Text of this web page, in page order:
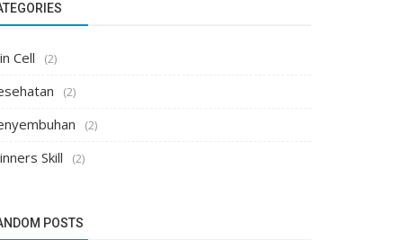
Cell (2)
(2)
(2)
Skill (2)
POSTS